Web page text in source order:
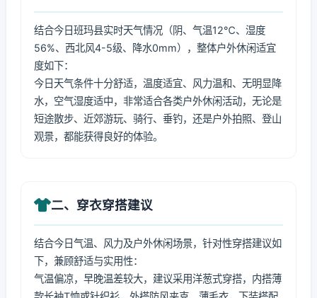
结合今日班玛县实时天气情况（阴、气温12℃、湿度
56%、西北风4-5级、降水0mm），整体户外休闲适宜
度如下：
今日天气条件十分舒适，温度适宜、风力温和、无明显降
水，空气湿度适中，非常适合各类户外休闲活动，无论是
短途散步、近郊游玩、骑行、垂钓，还是户外拍照、登山
观景，都能获得良好的体验。
二、穿衣穿搭建议
结合今日气温、风力及户外休闲场景，针对性穿搭建议如
下，兼顾舒适与实用性：
气温偏凉，早晚温差较大，建议采用洋葱式穿搭，内搭薄